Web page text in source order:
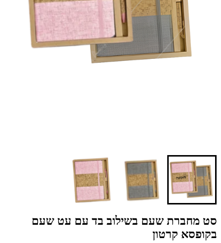
סט מחברת שעם בשילוב בד עם עט שעם
בקופסא קרטון